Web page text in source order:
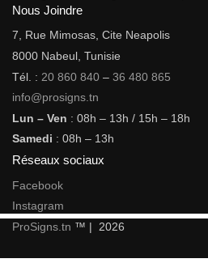
Nous Joindre
7, Rue Mimosas, Cite Neapolis
8000 Nabeul, Tunisie
Tél. : 20 860 840 – 36 480 865
info@prosigns.tn
Lun – Ven : 08h – 13h / 15h – 18h
Samedi : 08h – 13h
Réseaux sociaux
Facebook
Instagram
ProSigns.tn ™ | 2026